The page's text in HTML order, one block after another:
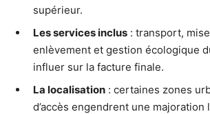
supérieur.
Les services inclus : transport,
enlèvement et gestion écologique
influer sur la facture finale.
La localisation : certaines zones
d’accès engendrent une